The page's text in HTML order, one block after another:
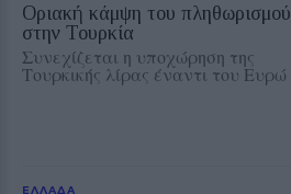
Οριακή κάμψη του πληθωρισμού
στην Τουρκία
Συνεχίζεται η υποχώρηση της
Τουρκικής λίρας έναντι του Ευρώ
ΕΛΛΑΔΑ